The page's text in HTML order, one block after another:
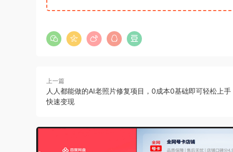
上一篇
人人都能做的AI老照片修复项目，0成本0基础即可轻松上手
快速变现